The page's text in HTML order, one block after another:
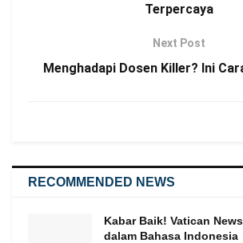
Terpercaya
Next Post
Menghadapi Dosen Killer? Ini
RECOMMENDED NEWS
Kabar Baik! Vatican
dalam Bahasa Indonesia